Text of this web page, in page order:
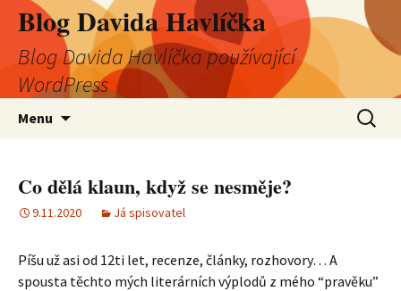
Blog Davida Havlíčka
Blog Davida Havlíčka používající
WordPress
Menu
Co dělá klaun, když se nesměje?
9.11.2020 Já spisovatel
Píšu už asi od 12ti let, recenze, články, rozhovory… A
spousta těchto mých literárních výplodů z mého “pravěku”